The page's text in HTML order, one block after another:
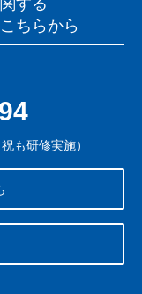
ちらから
も研修実施）